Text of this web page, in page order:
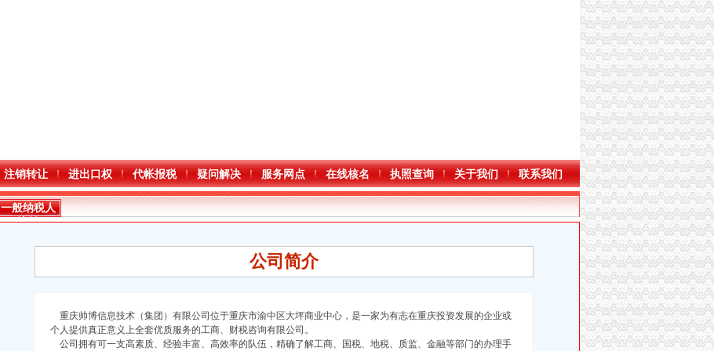
注销转让 进出口权 代帐报税 疑问解决 服务网点 在线核名 执照查询 关于我们 联系我们
一般纳税人
注销
公司简介
重庆帅博信息技术（集团）有限公司 位于重庆市渝中区大坪商业中心，是一家为有志在重庆投资发展的企业或
个人提供真正意义上全套优质服务的工商、财税咨询有限公司。
公司拥有可一支高素质、经验丰富、高效率的队伍，精确了解工商、国税、地税、质监、金融等部门的办理手